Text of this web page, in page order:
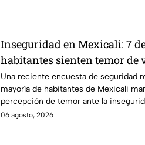
Inseguridad en Mexicali: 7
habitantes sienten temor de
capital cachanilla
Una reciente encuesta de seguridad
mayoría de habitantes de Mexicali
percepción de temor ante la
delictivos.
06 agosto, 2026